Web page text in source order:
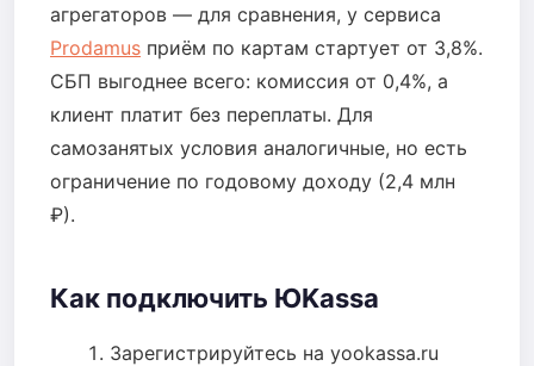
агрегаторов — для сравнения, у сервиса
Prodamus приём по картам стартует от 3,8%.
СБП выгоднее всего: комиссия от 0,4%, а
клиент платит без переплаты. Для
самозанятых условия аналогичные, но есть
ограничение по годовому доходу (2,4 млн
₽).
Как подключить ЮKassa
Зарегистрируйтесь на yookassa.ru